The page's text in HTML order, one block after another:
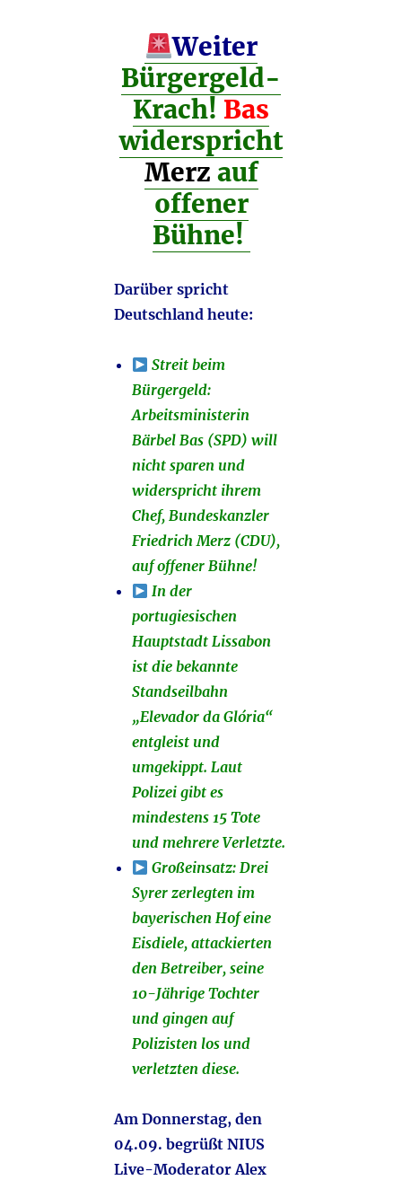
Weiter
Bürgergeld-
Krach! Bas
widerspricht
Merz auf
offener
Bühne!
Darüber spricht
Deutschland heute:
Streit beim
Bürgergeld:
Arbeitsministerin
Bärbel Bas (SPD) will
nicht sparen und
widerspricht ihrem
Chef, Bundeskanzler
Friedrich Merz (CDU),
auf offener Bühne!
In der
portugiesischen
Hauptstadt Lissabon
ist die bekannte
Standseilbahn
„Elevador da Glória“
entgleist und
umgekippt. Laut
Polizei gibt es
mindestens 15 Tote
und mehrere Verletzte.
Großeinsatz: Drei
Syrer zerlegten im
bayerischen Hof eine
Eisdiele, attackierten
den Betreiber, seine
10-Jährige Tochter
und gingen auf
Polizisten los und
verletzten diese.
Am Donnerstag, den
04.09. begrüßt NIUS
Live-Moderator Alex